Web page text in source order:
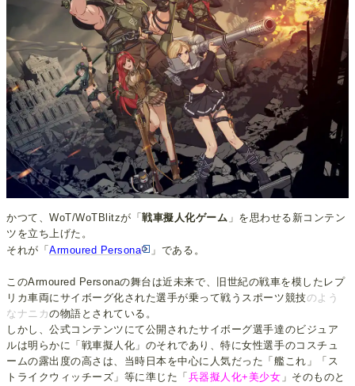
かつて、WoT/WoTBlitzが「戦車擬人化ゲーム 」を思わせる新コンテン
ツを立ち上げた。
それが「Armoured Persona 」である。
このArmoured Personaの舞台は近未来で、旧世紀の戦車を模したレプ
リカ車両にサイボーグ化された選手が乗って戦うスポーツ競技のよう
なナニカの物語とされている。
しかし、公式コンテンツにて公開されたサイボーグ選手達のビジュア
ルは明らかに「戦車擬人化」のそれであり、特に女性選手のコスチュ
ームの露出度の高さは、当時日本を中心に人気だった「艦これ」「ス
トライクウィッチーズ」等に準じた「 兵器擬人化+美少女 」そのものと